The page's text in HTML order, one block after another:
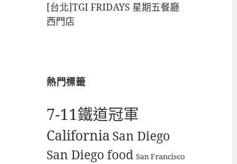
[台北]TGI FRIDAYS 星期五餐廳
西門店
熱門標籤
7-11鐵道冠軍
California San Diego
San Diego food San Francisco